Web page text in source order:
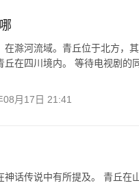
在滁河流域。青丘位于北方，
丘在四川境内。 等待电视剧的
08月17日 21:41
神话传说中有所提及。 青丘在